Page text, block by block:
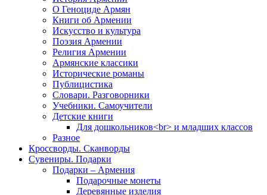
О Геноциде Армян
Книги об Армении
Иcкусство и культура
Поэзия Армении
Религия Армении
Армянские классики
Исторические романы
Публицистика
Словари. Разговорники
Учебники. Самоучители
Детские книги
Для дошкольников<br> и младших классов
Разное
Кроссворды. Сканворды
Сувениры. Подарки
Подарки – Армения
Подарочные монеты
Деревянные изделия